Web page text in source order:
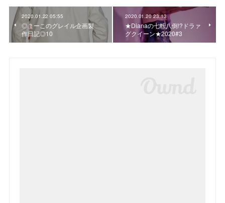
2020.01.22 05:55
◎まーこのグレイル企画製
作日記◎10
2020.01.20 23:13
★Dianaの七転八倒!?ドラァ
グクイーン★2020#3